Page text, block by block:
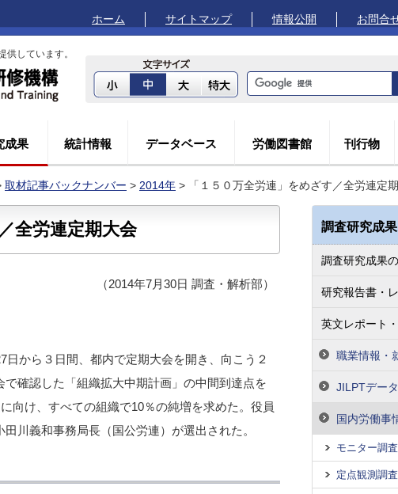
ホーム サイトマップ 情報公開 お問合
しています。
成果 統計情報 データベース 労働図書館 刊行物
取材記事バックナンバー > 2014年 > 「１５０万全労連」をめざす／全労連定
全労連定期大会
（2014年7月30日 調査・解析部）
から３日間、都内で定期大会を開き、向こう２
確認した「組織拡大中期計画」の中間到達点を
向け、すべての組織で10％の純増を求めた。役員
川義和事務局長（国公労連）が選出された。
調査研究成果
調査研究成果
研究報告書・
英文レポート
職業情報・
JILPTデー
国内労働事
モニター調査
定点観測調